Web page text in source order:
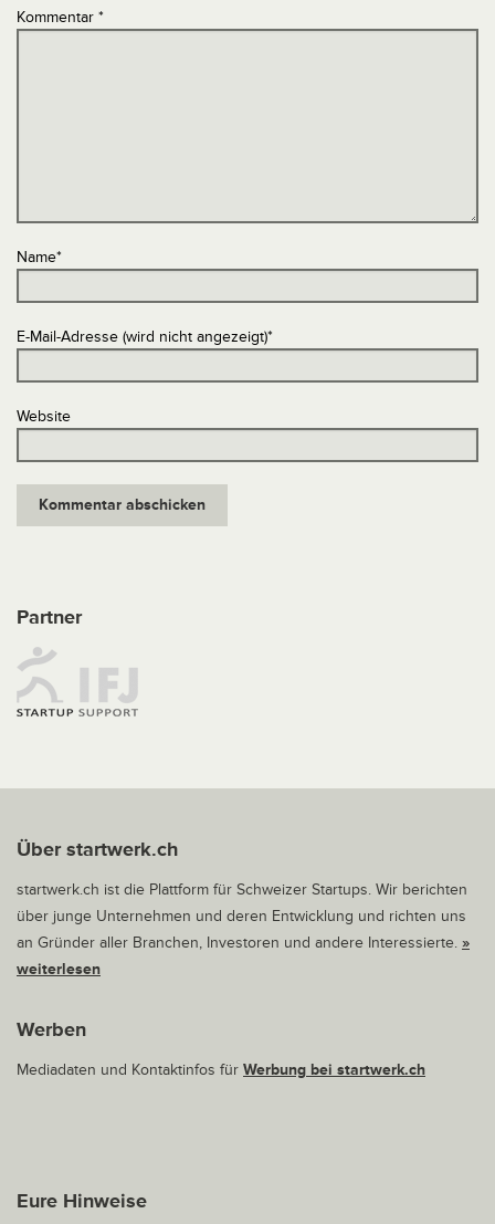
Kommentar *
Name*
E-Mail-Adresse (wird nicht angezeigt)*
Website
Partner
Über startwerk.ch
startwerk.ch ist die Plattform für Schweizer Startups. Wir berichten
über junge Unternehmen und deren Entwicklung und richten uns
an Gründer aller Branchen, Investoren und andere Interessierte. »
weiterlesen
Werben
Mediadaten und Kontaktinfos für Werbung bei startwerk.ch
Eure Hinweise